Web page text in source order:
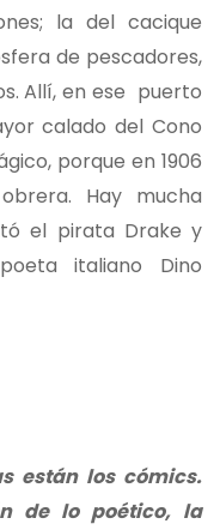
la del cacique
de pescadores,
Allí, en ese puerto
calado del Cono
porque en 1906
Hay mucha
el pirata Drake y
italiano Dino
están los cómics.
de lo poético, la